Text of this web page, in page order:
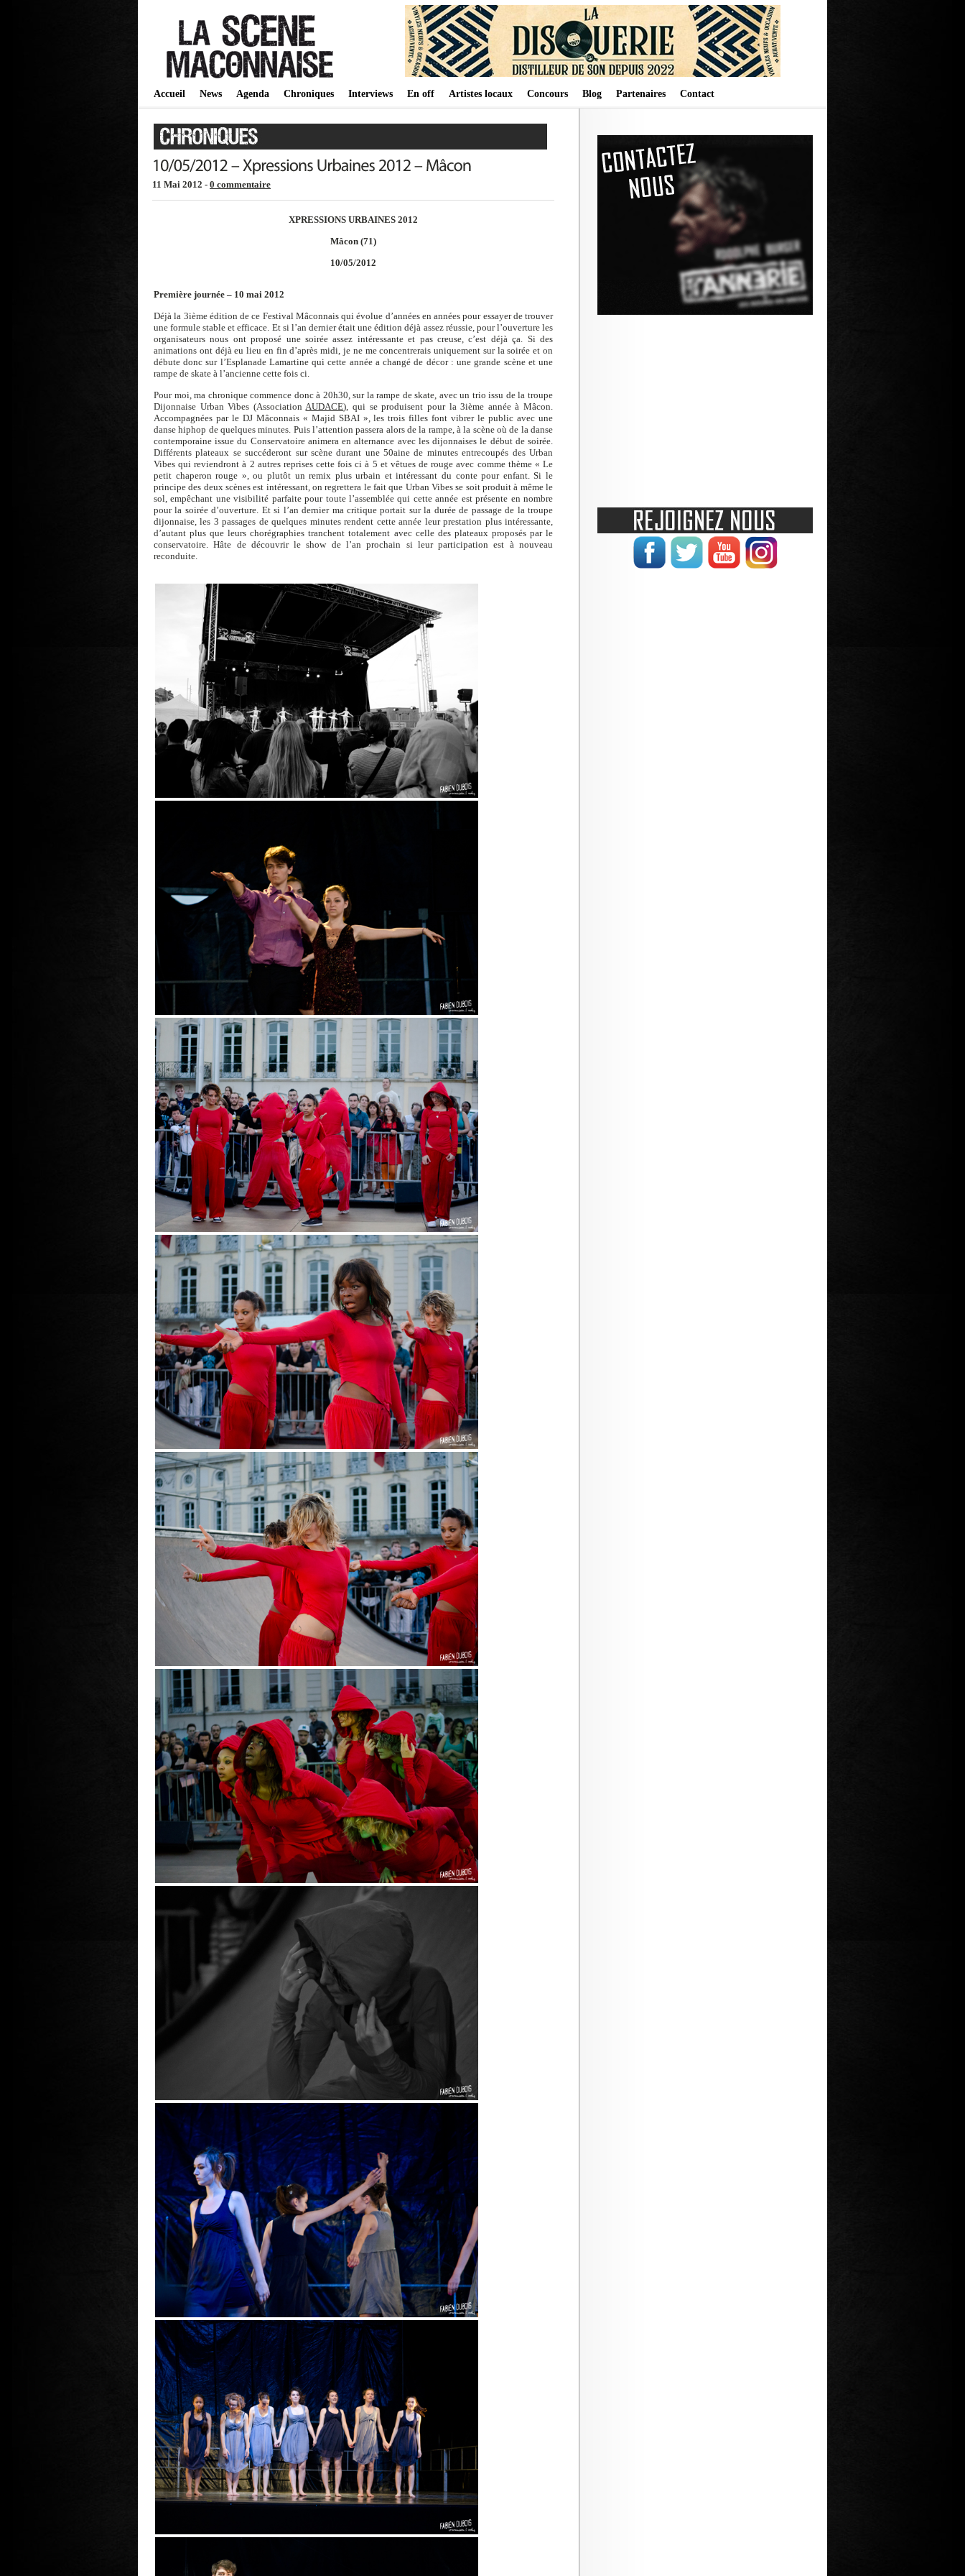
Accueil News Agenda Chroniques Interviews En off Artistes locaux Concours Blog Partenaires Contact
11 Mai 2012 - 0 commentaire
XPRESSIONS URBAINES 2012
Mâcon (71)
10/05/2012
Première journée – 10 mai 2012
Déjà la 3ième édition de ce Festival Mâconnais qui évolue d’années en années pour essayer de trouver
une formule stable et efficace. Et si l’an dernier était une édition déjà assez réussie, pour l’ouverture les
organisateurs nous ont proposé une soirée assez intéressante et pas creuse, c’est déjà ça. Si des
animations ont déjà eu lieu en fin d’après midi, je ne me concentrerais uniquement sur la soirée et on
débute donc sur l’Esplanade Lamartine qui cette année a changé de décor : une grande scène et une
rampe de skate à l’ancienne cette fois ci.
Pour moi, ma chronique commence donc à 20h30, sur la rampe de skate, avec un trio issu de la troupe
Dijonnaise Urban Vibes (AssociationAUDACE), qui se produisent pour la 3ième année à Mâcon.
Accompagnées par le DJ Mâconnais « Majid SBAI », les trois filles font vibrer le public avec une
danse hiphop de quelques minutes. Puis l’attention passera alors de la rampe, à la scène où de la danse
contemporaine issue du Conservatoire animera en alternance avec les dijonnaises le début de soirée.
Différents plateaux se succéderont sur scène durant une 50aine de minutes entrecoupés des Urban
Vibes qui reviendront à 2 autres reprises cette fois ci à 5 et vêtues de rouge avec comme thème « Le
petit chaperon rouge », ou plutôt un remix plus urbain et intéressant du conte pour enfant. Si le
principe des deux scènes est intéressant, on regrettera le fait que Urban Vibes se soit produit à même le
sol, empêchant une visibilité parfaite pour toute l’assemblée qui cette année est présente en nombre
pour la soirée d’ouverture. Et si l’an dernier ma critique portait sur la durée de passage de la troupe
dijonnaise, les 3 passages de quelques minutes rendent cette année leur prestation plus intéressante,
d’autant plus que leurs chorégraphies tranchent totalement avec celle des plateaux proposés par le
conservatoire. Hâte de découvrir le show de l’an prochain si leur participation est à nouveau
reconduite.